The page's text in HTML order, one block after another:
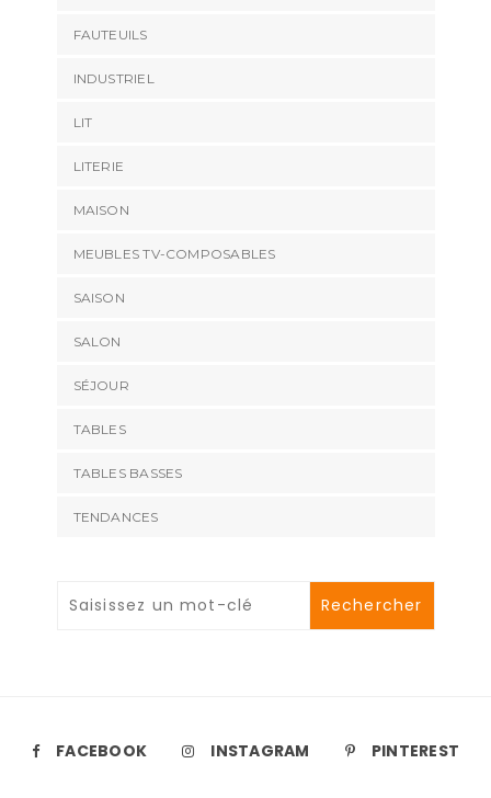
FAUTEUILS
INDUSTRIEL
LIT
LITERIE
MAISON
MEUBLES TV-COMPOSABLES
SAISON
SALON
SÉJOUR
TABLES
TABLES BASSES
TENDANCES
FACEBOOK INSTAGRAM PINTEREST